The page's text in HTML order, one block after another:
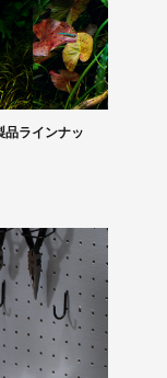
品ラインナッ